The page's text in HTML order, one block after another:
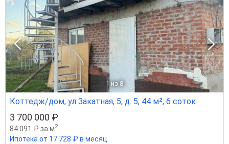
1 из 8
Коттедж/дом, ул Закатная, 5, д. 5, 44 м², 6 соток
3 700 000 ₽
84 091 ₽ за м2
Ипотека от 17 728 ₽ в месяц